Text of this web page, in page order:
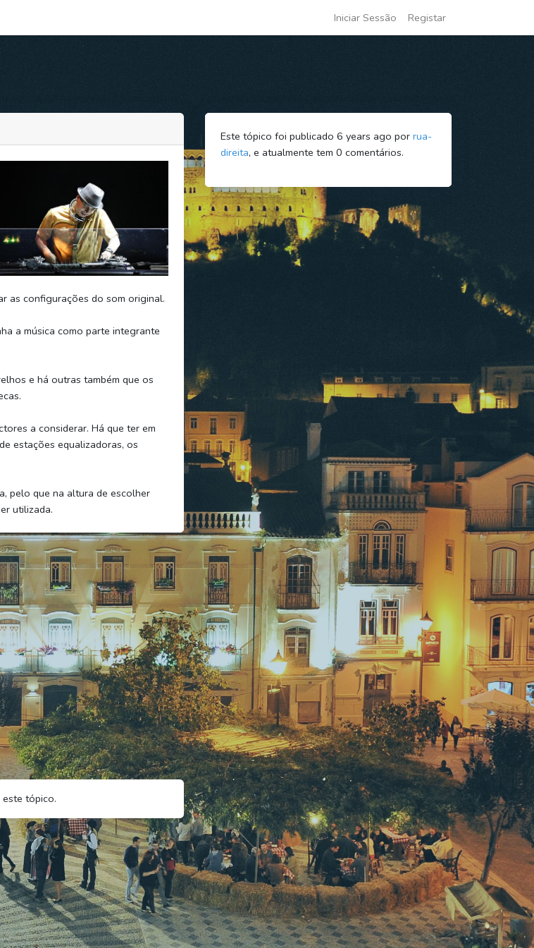
Iniciar Sessão Registar
as configurações do som original.
a música como parte integrante
e há outras também que os
a considerar. Há que ter em
estações equalizadoras, os
pelo que na altura de escolher
utilizada.
tópico.
Este tópico foi publicado 6 years ago por rua-
direita, e atualmente tem 0 comentários.